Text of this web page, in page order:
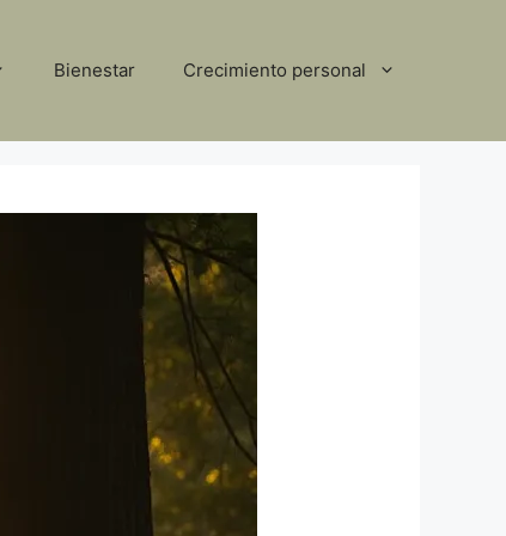
Bienestar Crecimiento personal